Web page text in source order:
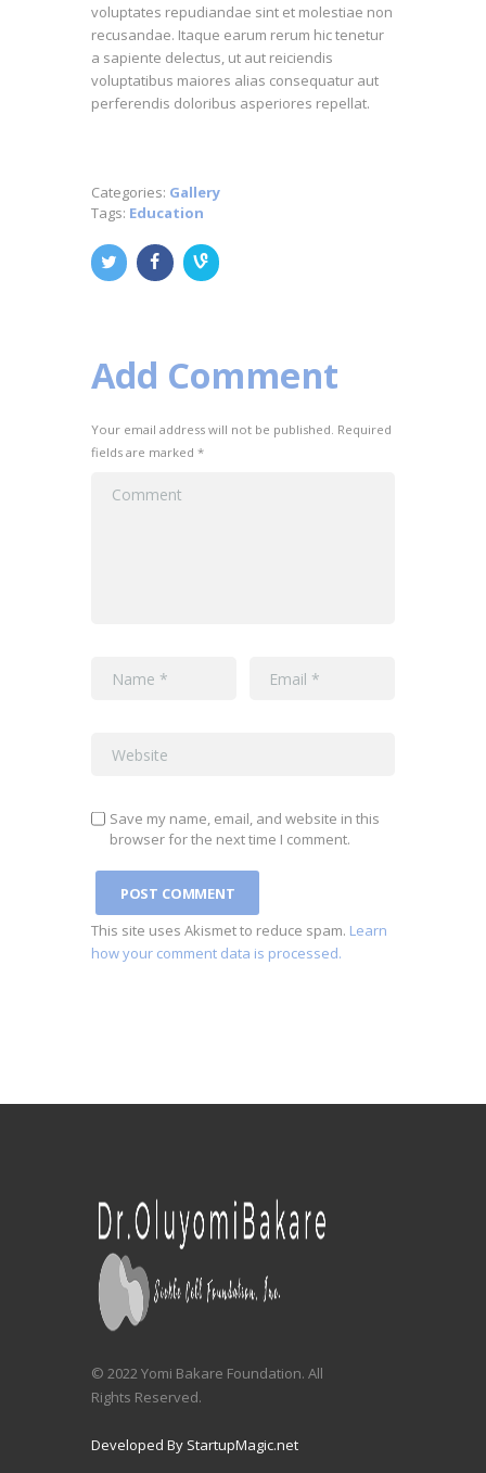
voluptates repudiandae sint et molestiae non
recusandae. Itaque earum rerum hic tenetur
a sapiente delectus, ut aut reiciendis
voluptatibus maiores alias consequatur aut
perferendis doloribus asperiores repellat.
Categories: Gallery
Tags: Education
Add Comment
Your email address will not be published. Required
fields are marked *
Save my name, email, and website in this
browser for the next time I comment.
This site uses Akismet to reduce spam. Learn
how your comment data is processed.
© 2022 Yomi Bakare Foundation. All
Rights Reserved.
Developed By StartupMagic.net